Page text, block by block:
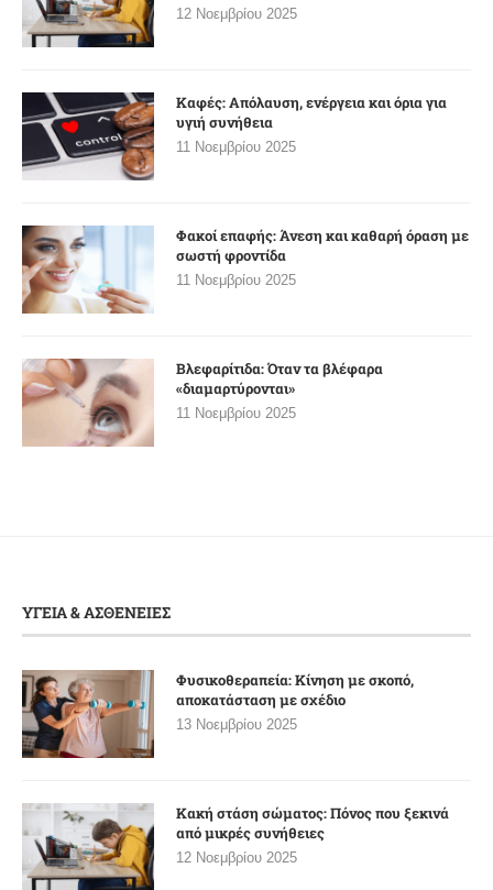
12 Νοεμβρίου 2025
Καφές: Απόλαυση, ενέργεια και όρια για
υγιή συνήθεια
11 Νοεμβρίου 2025
Φακοί επαφής: Άνεση και καθαρή όραση με
σωστή φροντίδα
11 Νοεμβρίου 2025
Βλεφαρίτιδα: Όταν τα βλέφαρα
«διαμαρτύρονται»
11 Νοεμβρίου 2025
ΥΓΕΙΑ & ΑΣΘΕΝΕΙΕΣ
Φυσικοθεραπεία: Κίνηση με σκοπό,
αποκατάσταση με σχέδιο
13 Νοεμβρίου 2025
Κακή στάση σώματος: Πόνος που ξεκινά
από μικρές συνήθειες
12 Νοεμβρίου 2025